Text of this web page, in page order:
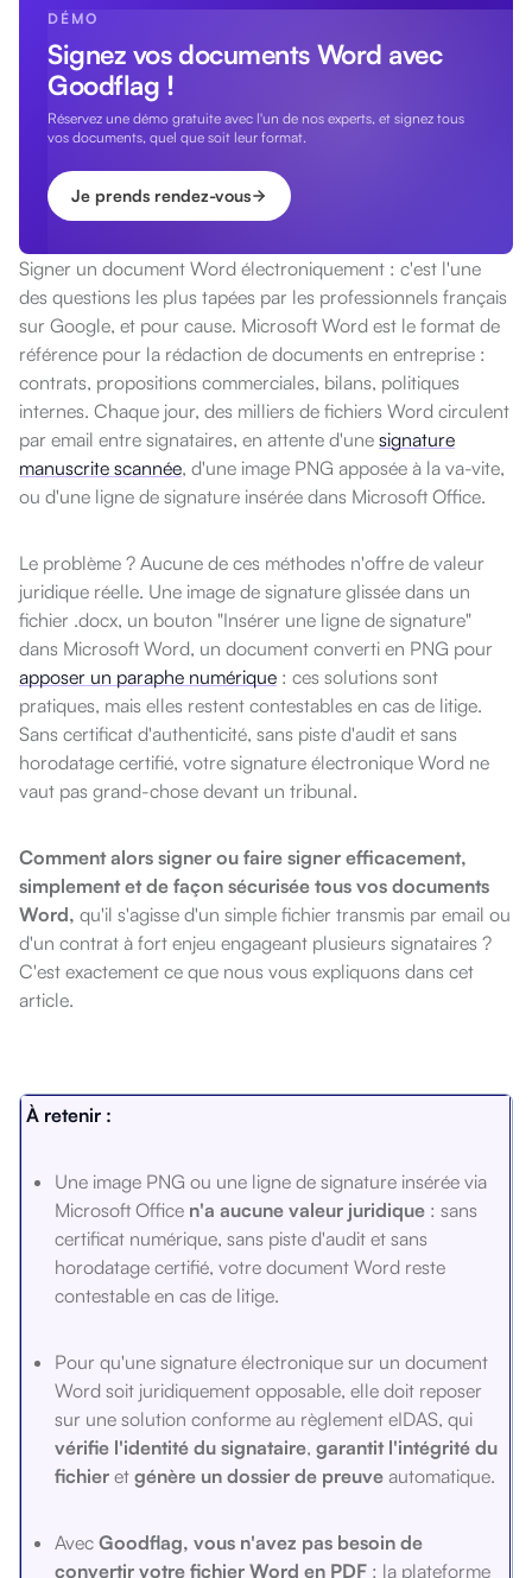
DÉMO
Signez vos documents Word avec
Goodflag !
Réservez une démo gratuite avec l'un de nos experts, et signez tous
vos documents, quel que soit leur format.
Je prends rendez-vous
Signer un document Word électroniquement : c'est l'une
des questions les plus tapées par les professionnels français
sur Google, et pour cause. Microsoft Word est le format de
référence pour la rédaction de documents en entreprise :
contrats, propositions commerciales, bilans, politiques
internes. Chaque jour, des milliers de fichiers Word circulent
par email entre signataires, en attente d'une signature
manuscrite scannée, d'une image PNG apposée à la va-vite,
ou d'une ligne de signature insérée dans Microsoft Office.
Le problème ? Aucune de ces méthodes n'offre de valeur
juridique réelle. Une image de signature glissée dans un
fichier .docx, un bouton "Insérer une ligne de signature"
dans Microsoft Word, un document converti en PNG pour
apposer un paraphe numérique : ces solutions sont
pratiques, mais elles restent contestables en cas de litige.
Sans certificat d'authenticité, sans piste d'audit et sans
horodatage certifié, votre signature électronique Word ne
vaut pas grand-chose devant un tribunal.
Comment alors signer ou faire signer efficacement,
simplement et de façon sécurisée tous vos documents
Word, qu'il s'agisse d'un simple fichier transmis par email ou
d'un contrat à fort enjeu engageant plusieurs signataires ?
C'est exactement ce que nous vous expliquons dans cet
article.
À retenir :
Une image PNG ou une ligne de signature insérée via
Microsoft Office n'a aucune valeur juridique : sans
certificat numérique, sans piste d'audit et sans
horodatage certifié, votre document Word reste
contestable en cas de litige.
Pour qu'une signature électronique sur un document
Word soit juridiquement opposable, elle doit reposer
sur une solution conforme au règlement eIDAS, qui
vérifie l'identité du signataire,garantit l'intégrité du
fichier etgénère un dossier de preuve automatique.
AvecGoodflag, vous n'avez pas besoin de
convertir votre fichier Word en PDF : la plateforme